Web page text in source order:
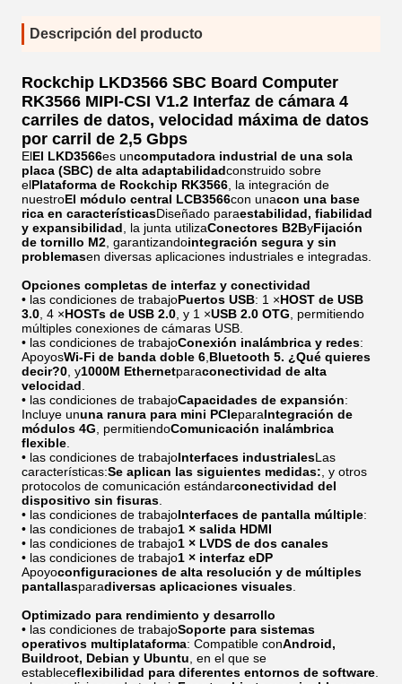
Descripción del producto
Rockchip LKD3566 SBC Board Computer
RK3566 MIPI-CSI V1.2 Interfaz de cámara 4
carriles de datos, velocidad máxima de datos
por carril de 2,5 Gbps
ElEl LKD3566es uncomputadora industrial de una sola
placa (SBC) de alta adaptabilidadconstruido sobre
elPlataforma de Rockchip RK3566 , la integración de
nuestroEl módulo central LCB3566con unacon una base
rica en característicasDiseñado paraestabilidad, fiabilidad
y expansibilidad , la junta utilizaConectores B2ByFijación
de tornillo M2 , garantizandointegración segura y sin
problemasen diversas aplicaciones industriales e integradas.
Opciones completas de interfaz y conectividad
• las condiciones de trabajoPuertos USB: 1 ×HOST de USB
3.0 , 4 ×HOSTs de USB 2.0 , y 1 ×USB 2.0 OTG , permitiendo
múltiples conexiones de cámaras USB.
• las condiciones de trabajoConexión inalámbrica y redes:
ApoyosWi-Fi de banda doble 6 Bluetooth 5. ¿Qué quieres
decir?0 , y1000M Ethernetparaconectividad de alta
velocidad
• las condiciones de trabajoCapacidades de expansión:
Incluye ununa ranura para mini PCIeparaIntegración de
módulos 4G , permitiendoComunicación inalámbrica
flexible
• las condiciones de trabajoInterfaces industrialesLas
características:Se aplican las siguientes medidas: , y otros
protocolos de comunicación estándarconectividad del
dispositivo sin fisuras
• las condiciones de trabajoInterfaces de pantalla múltiple:
• las condiciones de trabajo1 × salida HDMI
• las condiciones de trabajo1 × LVDS de dos canales
• las condiciones de trabajo1 × interfaz eDP
Apoyoconfiguraciones de alta resolución y de múltiples
pantallasparadiversas aplicaciones visuales
Optimizado para rendimiento y desarrollo
• las condiciones de trabajoSoporte para sistemas
operativos multiplataforma: Compatible conAndroid,
Buildroot, Debian y Ubuntu , en el que se
estableceflexibilidad para diferentes entornos de software